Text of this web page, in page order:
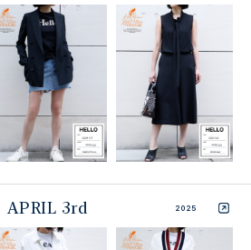
APRIL 3rd 2025